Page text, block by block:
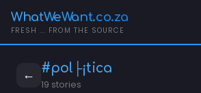
WhatWeWant.co.za
FRESH ... FROM THE SOURCE
← #pol├¡tica
19 stories